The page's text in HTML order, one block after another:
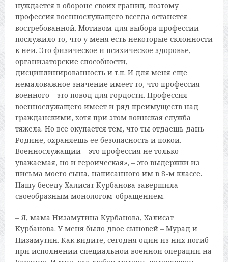
нуждается в обороне своих границ, поэтому
профессия военнослужащего всегда останется
востребованной. Мотивом для выбора профессии
послужило то, что у меня есть некоторые склонности
к ней. Это физическое и психическое здоровье,
организаторские способности,
дисциплинированность и т.п. И для меня еще
немаловажное значение имеет то, что профессия
военного – это повод для гордости. Профессия
военнослужащего имеет и ряд преимуществ над
гражданскими, хотя при этом воинская служба
тяжела. Но все окупается тем, что ты отдаешь дань
Родине, охраняешь ее безопасность и покой.
Военнослужащий – это профессия не только
уважаемая, но и героическая», – это выдержки из
письма моего сына, написанного им в 8-м классе.
Нашу беседу Халисат Курбанова завершила
своеобразным монологом-обращением.
– Я, мама Низамутина Курбанова, Халисат
Курбанова. У меня было двое сыновей – Мурад и
Низамутин. Как видите, сегодня один из них погиб
при исполнении специальной военной операции на